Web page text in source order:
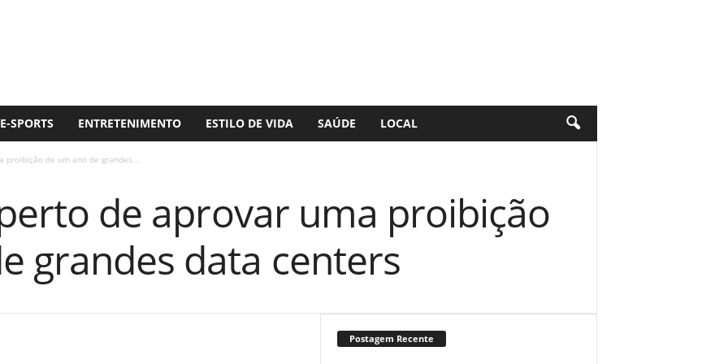
E-SPORTS ENTRETENIMENTO ESTILO DE VIDA SAÚDE LOCAL
proibição de um ano de grandes...
de aprovar uma proibição
grandes data centers
Postagem Recente